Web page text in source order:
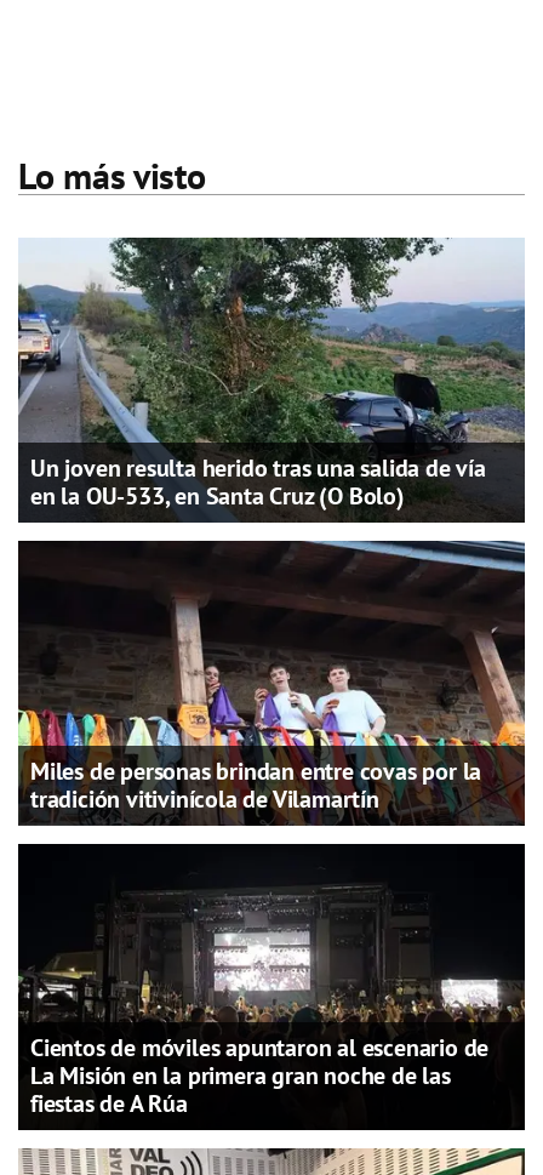
Lo más visto
Un joven resulta herido tras una salida de vía
en la OU-533, en Santa Cruz (O Bolo)
Miles de personas brindan entre covas por la
tradición vitivinícola de Vilamartín
Cientos de móviles apuntaron al escenario de
La Misión en la primera gran noche de las
fiestas de A Rúa